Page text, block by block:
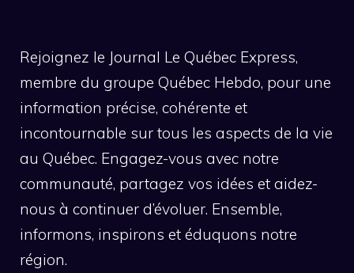
Rejoignez le Journal Le Québec Express,
membre du groupe Québec Hebdo, pour une
information précise, cohérente et
incontournable sur tous les aspects de la vie
au Québec. Engagez-vous avec notre
communauté, partagez vos idées et aidez-
nous à continuer d’évoluer. Ensemble,
informons, inspirons et éduquons notre
région.